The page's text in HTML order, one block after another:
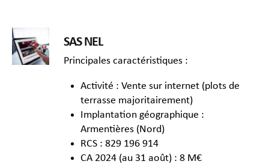
SAS NEL
Principales caractéristiques :
Activité : Vente sur internet (plots de
terrasse majoritairement)
Implantation géographique :
Armentières (Nord)
RCS : 829 196 914
CA 2024 (au 31 août) : 8 M€